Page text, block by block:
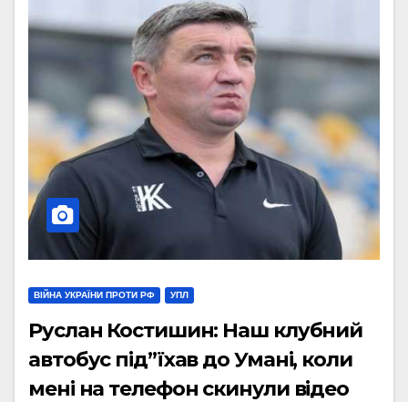
ВІЙНА УКРАЇНИ ПРОТИ РФ УПЛ
Руслан Костишин: Наш клубний
автобус під”їхав до Умані, коли
мені на телефон скинули відео